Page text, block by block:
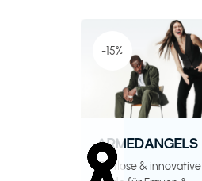
-15%
ARMEDANGELS
Zeitlose & innovative